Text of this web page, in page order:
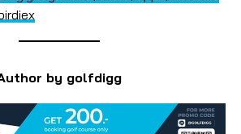
by golfdigg